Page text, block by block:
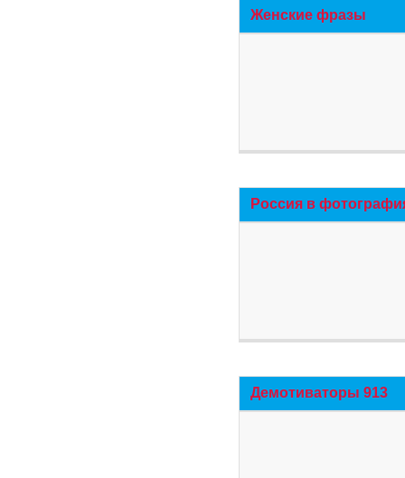
Женские фразы
Россия в
Демотиваторы 913